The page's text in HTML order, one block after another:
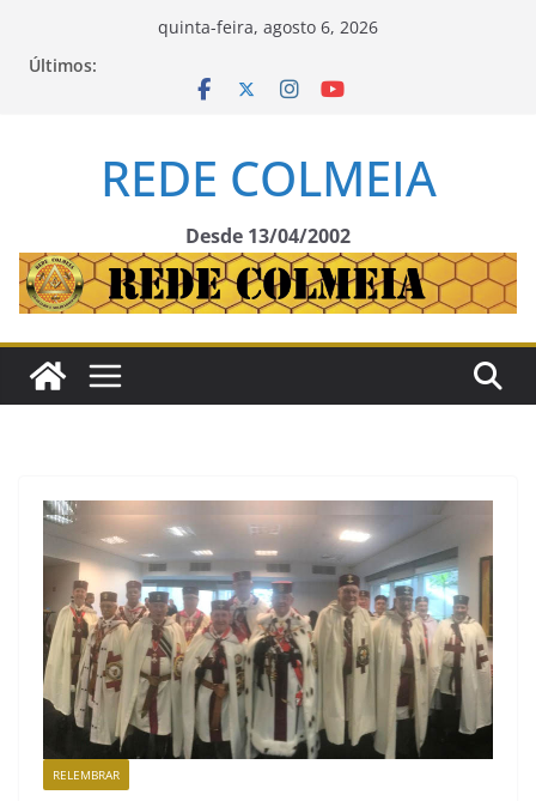
quinta-feira, agosto 6, 2026
Últimos:
REDE COLMEIA
Desde 13/04/2002
RELEMBRAR